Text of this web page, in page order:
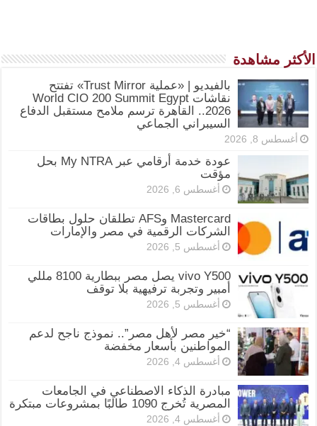
الأكثر مشاهدة
بالفيديو | «عملية Trust Mirror» تفتتح
نقاشات World CIO 200 Summit Egypt
2026.. القاهرة ترسم ملامح مستقبل الدفاع
السيبراني الجماعي
أغسطس 8, 2026
عودة خدمة أرقامي عبر My NTRA بحل
مؤقت
أغسطس 6, 2026
Mastercard وAFS تطلقان حلول بطاقات
الشركات الرقمية في مصر والإمارات
أغسطس 5, 2026
vivo Y500 يصل مصر ببطارية 8100 مللي
أمبير وتجربة ترفيهية بلا توقف
أغسطس 5, 2026
“خير مصر لأهل مصر”.. نموذج ناجح لدعم
المواطنين بأسعار مخفضة
أغسطس 4, 2026
مبادرة الذكاء الاصطناعي في الجامعات
المصرية تُخرج 1090 طالبًا بمشروعات مبتكرة
أغسطس 4, 2026